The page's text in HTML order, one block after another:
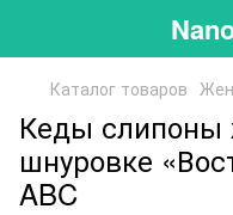
Каталог товаров
Кеды слипоны
шнуровке
ABC